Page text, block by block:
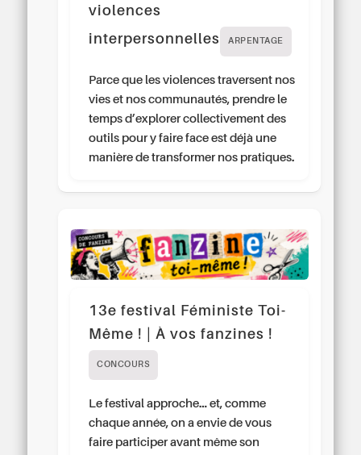
violences
interpersonnelles
ARPENTAGE
Parce que les violences traversent nos
vies et nos communautés, prendre le
temps d’explorer collectivement des
outils pour y faire face est déjà une
manière de transformer nos pratiques.
13e festival Féministe Toi-
Même ! | À vos fanzines !
CONCOURS
Le festival approche… et, comme
chaque année, on a envie de vous
faire participer avant même son